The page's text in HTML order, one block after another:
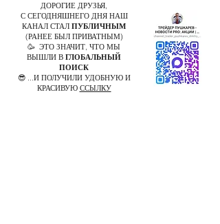
ДОРОГИЕ ДРУЗЬЯ,
С СЕГОДНЯШНЕГО ДНЯ НАШ
КАНАЛ СТАЛ ПУБЛИЧНЫМ
(РАНЕЕ БЫЛ ПРИВАТНЫМ)
🥳 ЭТО ЗНАЧИТ, ЧТО МЫ
ВЫШЛИ В ГЛОБАЛЬНЫЙ
ПОИСК
😎 ...И ПОЛУЧИЛИ УДОБНУЮ И
КРАСИВУЮ ССЫЛКУ